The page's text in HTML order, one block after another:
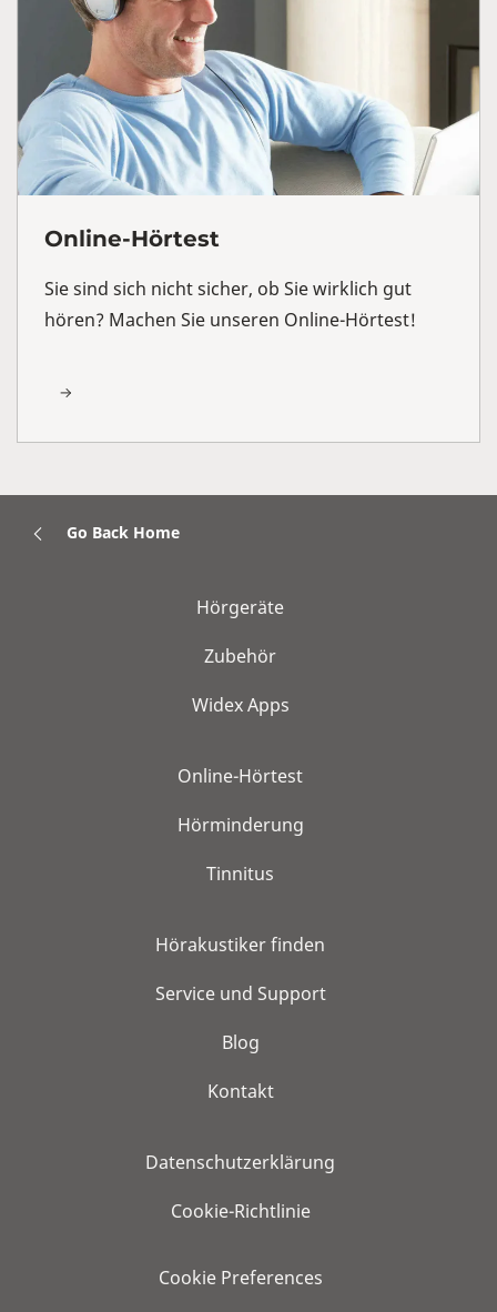
Online-Hörtest
Sie sind sich nicht sicher, ob Sie wirklich gut
hören? Machen Sie unseren Online-Hörtest!
Go Back Home
Hörgeräte
Zubehör
Widex Apps
Online-Hörtest
Hörminderung
Tinnitus
Hörakustiker finden
Service und Support
Blog
Kontakt
Datenschutzerklärung
Cookie-Richtlinie
Cookie Preferences